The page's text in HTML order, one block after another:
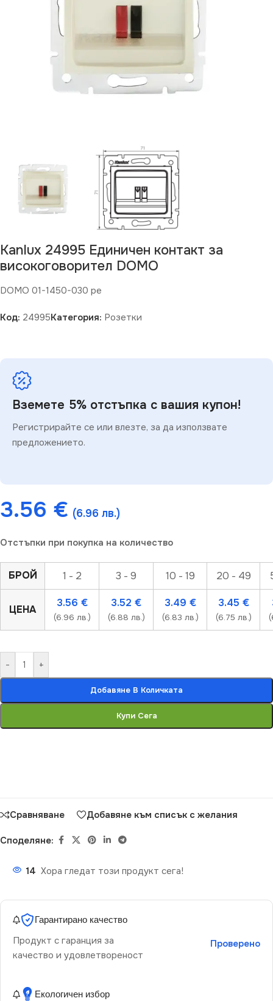
Kanlux 24995 Единичен контакт за
високоговорител DOMO
DOMO 01-1450-030 pe
Код: 24995Категория: Розетки
Вземете 5% отстъпка с вашия купон!
Регистрирайте се или влезте, за да използвате
предложението.
3.56 € (6.96 лв.)
Отстъпки при покупка на количество
БРОЙ 1 - 2 3 - 9 10 - 19 20 - 49
ЦЕНА
3.56 €
(6.96 лв.)
3.52 €
(6.88 лв.)
3.49 €
(6.83 лв.)
3.45 €
(6.75 лв.)
- +
Добавяне В Количката
Купи Сега
Сравняване Добавяне към списък с желания
Споделяне:
14 Хора гледат този продукт сега!
Гарантирано качество
Продукт с гаранция за
качество и удовлетвореност
Проверено
Екологичен избор